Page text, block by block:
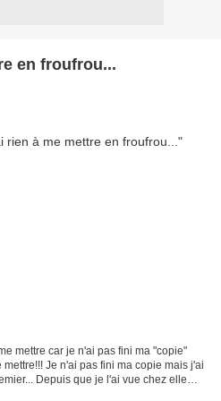
en froufrou...
mettre car je n'ai pas fini ma "copie"
Je n'ai pas fini ma copie mais j'ai
Depuis que je l'ai vue chez elle